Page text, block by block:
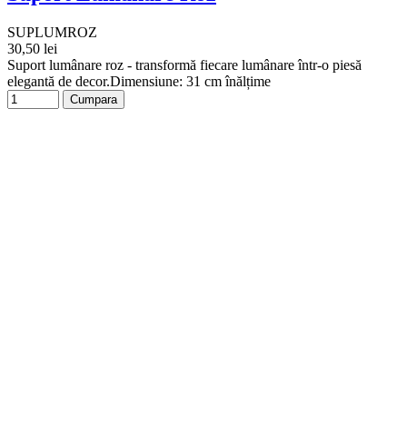
SUPLUMROZ
30,50 lei
Suport lumânare roz - transformă fiecare lumânare într-o piesă
elegantă de decor.Dimensiune: 31 cm înălțime
Cumpara